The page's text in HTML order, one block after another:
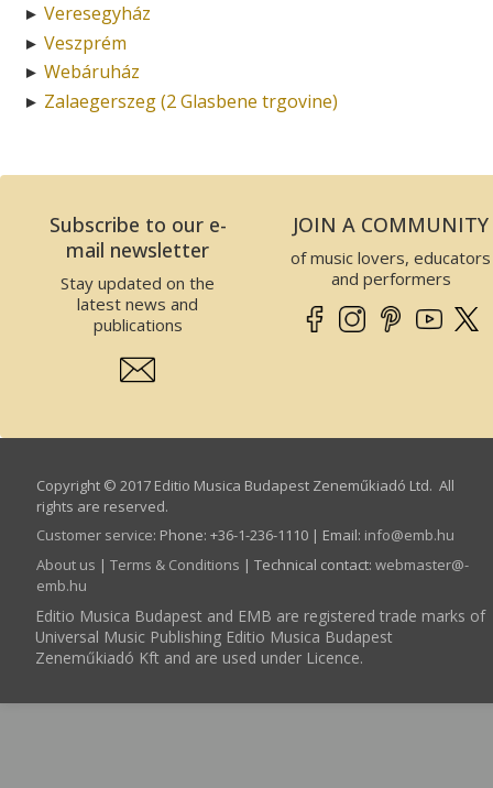
► Veresegyház
► Veszprém
► Webáruház
► Zalaegerszeg (2 Glasbene trgovine)
Subscribe to our e-
mail newsletter
Stay updated on the
latest news and
publications
JOIN A COMMUNITY
of music lovers, educators
and performers
Copyright © 2017 Editio Musica Budapest Zeneműkiadó Ltd. All
rights are reserved.
Customer service: Phone: +36-1-236-1110 | Email: info­@­emb.hu
About us | Terms & Conditions | Technical contact: webmaster­@­
emb.hu
Editio Musica Budapest and EMB are registered trade marks of
Universal Music Publishing Editio Musica Budapest
Zeneműkiadó Kft and are used under Licence.